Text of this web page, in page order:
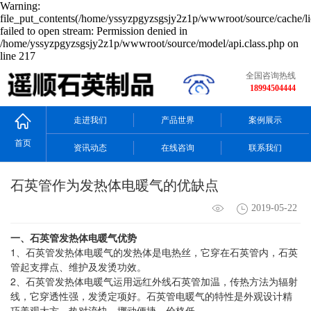
Warning:
file_put_contents(/home/yssyzpgyzsgsjy2z1p/wwwroot/source/cache/
failed to open stream: Permission denied in
/home/yssyzpgyzsgsjy2z1p/wwwroot/source/model/api.class.php on
line 217
全国咨询热线
18994504444
首页
走进我们 产品世界 案例展示
资讯动态 在线咨询 联系我们
石英管作为发热体电暖气的优缺点
2019-05-22
一、 石英管发热体电暖气优势
1、石英管发热体电暖气的发热体是电热丝，它穿在石英管内，石英
管起支撑点、维护及发烫功效。
2、石英管发热体电暖气运用远红外线石英管加温，传热方法为辐射
线，它穿透性强，发烫定项好。石英管电暖气的特性是外观设计精